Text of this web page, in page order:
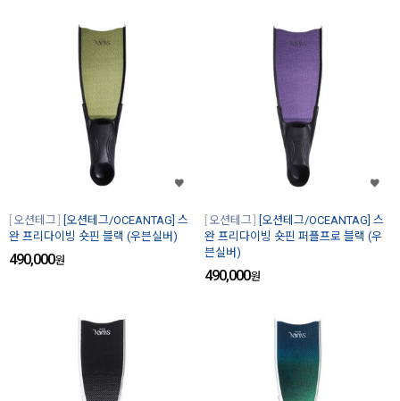
오션테그
[오션테그/OCEANTAG] 스
완 프리다이빙 숏핀 블랙 (우븐실버)
490,000원
오션테그
[오션테그/OCEANTAG] 스
완 프리다이빙 숏핀 퍼플프로 블랙 (우
븐실버)
490,000원